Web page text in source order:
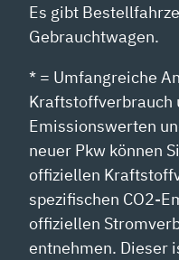
Es gibt
Gebrauchtwagen.
* = Umfangreiche
Kraftstoffverbrauch
Emissionswerten
neuer Pkw können
offiziellen
spezifischen CO2-
offiziellen
entnehmen. Dieser